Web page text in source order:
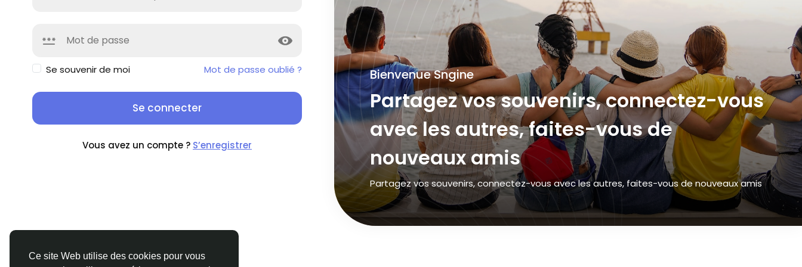
Ce site Web utilise des cookies pour vous
Se souvenir de moi Mot de passe oublié ?
Se connecter
Vous avez un compte ? S’enregistrer
Bienvenue Sngine
Partagez vos souvenirs, connectez-vous
avec les autres, faites-vous de
nouveaux amis
Partagez vos souvenirs, connectez-vous avec les autres, faites-vous de nouveaux amis